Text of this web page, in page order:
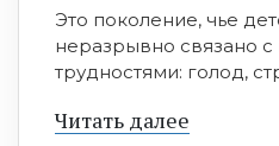
Это поколение, чье
неразрывно связано
трудностями: голод,
Читать далее